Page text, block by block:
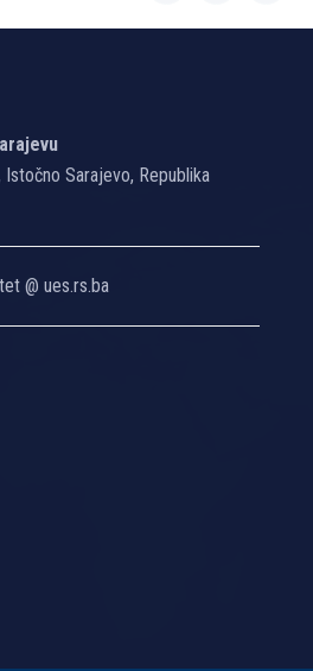
Sarajevo, Republika
@ ues.rs.ba